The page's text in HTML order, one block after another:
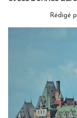
Rédigé